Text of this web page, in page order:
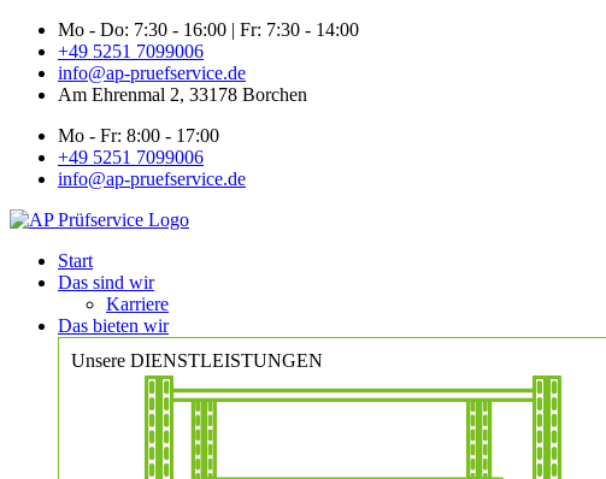
Zum
Inhalt
springen
Mo - Do: 7:30 - 16:00 | Fr: 7:30 - 14:00
+49 5251 7099006
info@ap-pruefservice.de
Am Ehrenmal 2, 33178 Borchen
Mo - Fr: 8:00 - 17:00
+49 5251 7099006
info@ap-pruefservice.de
Start
Das sind wir
Karriere
Das bieten wir
Unsere DIENSTLEISTUNGEN